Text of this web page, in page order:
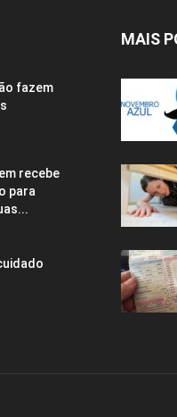
fazem
recebe
para
MAIS